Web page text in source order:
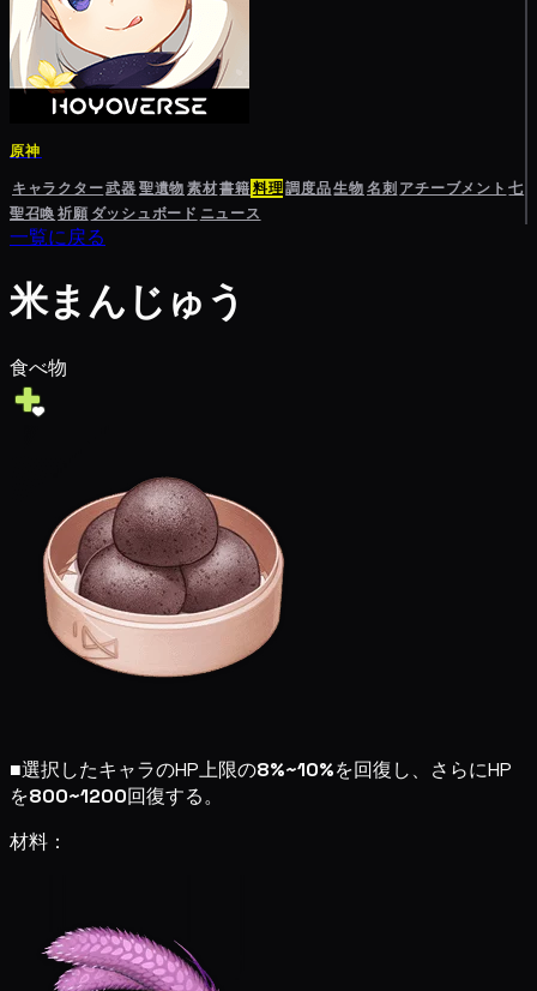
原神
キャラクター武器聖遺物素材書籍料理調度品生物名刺 アチーブメント 七
聖召喚祈願 ダッシュボード ニュース
一覧に戻る
米まんじゅう
食べ物
■選択したキャラのHP上限の8%~10%を回復し、さらにHP
を800~1200回復する。
材料：